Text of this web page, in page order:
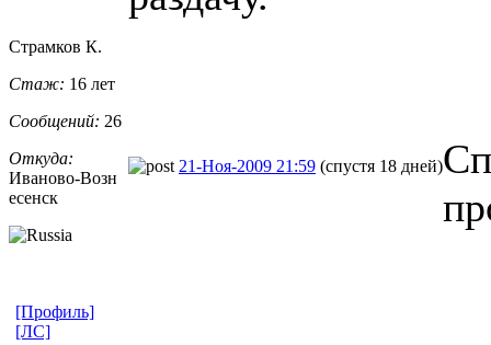
Страмков К.
Стаж: 16 лет
Сообщений: 26
Откуда:
Иваново-Возн
есенск
21-Ноя-2009 21:59 (спустя 18 дней)
[Профиль]
[ЛС]